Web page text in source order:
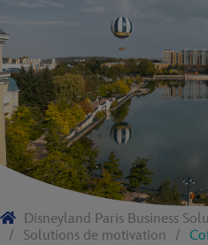
Disneyland Paris Business
Solutions de motivation